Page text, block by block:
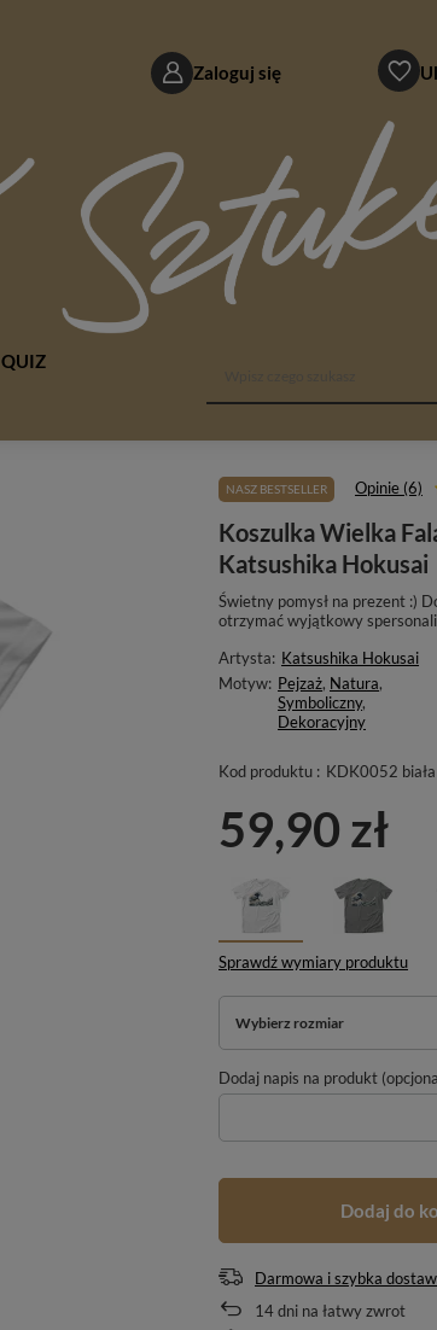
Zaloguj się
QUIZ
NASZ BESTSELLER Opinie (6)
Koszulka Wielka
Katsushika Hokusai
Świetny pomysł na prezent :)
otrzymać wyjątkowy
Artysta: Katsushika Hokusai
Motyw: Pejzaż, Natura,
Symboliczny,
Dekoracyjny
Kod produktu : KDK0052 biała
59,90 zł
Sprawdź wymiary produktu
Wybierz rozmiar
Dodaj napis na produkt
Dodaj do
Darmowa i szybka
14dni na łatwy zwrot